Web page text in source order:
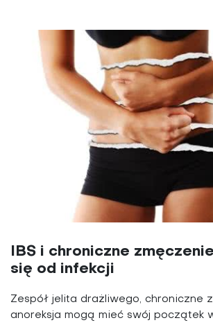
IBS i chroniczne
się od infekcji
Zespół jelita drażliwego, chroniczne
anoreksja mogą mieć swój początek